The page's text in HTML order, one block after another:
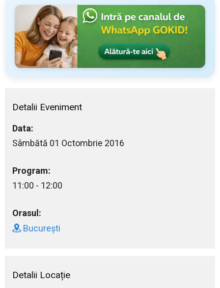
Detalii Eveniment
Data:
Sâmbătă 01 Octombrie 2016
Program:
11:00 - 12:00
Orasul:
București
Detalii Locație